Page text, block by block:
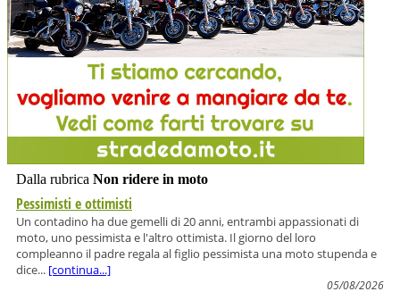
Dalla rubrica Non ridere in moto
Pessimisti e ottimisti
Un contadino ha due gemelli di 20 anni, entrambi appassionati di
moto, uno pessimista e l'altro ottimista. Il giorno del loro
compleanno il padre regala al figlio pessimista una moto stupenda e
dice... [continua...]
05/08/2026